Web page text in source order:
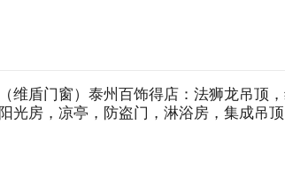
维盾门窗）泰州百饰得店：法狮龙吊顶
光房，凉亭，防盗门，淋浴房，集成吊